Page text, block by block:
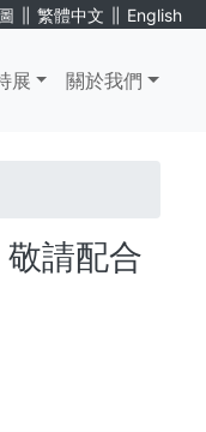
∥ 繁體中文 ∥ English
展 關於我們
請配合